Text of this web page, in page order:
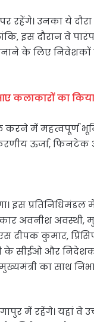
रहेंगे। उनका ये
इस दौरान वे
के लिए
कलाकारों का
करने में महत्वपूर्ण
ऊर्जा,
इस प्रतिनिधिमंडल में
अवनीश अवस्थी,
दीपक कुमार,
के सीईओ और
का साथ
में रहेंगे। यहां वे